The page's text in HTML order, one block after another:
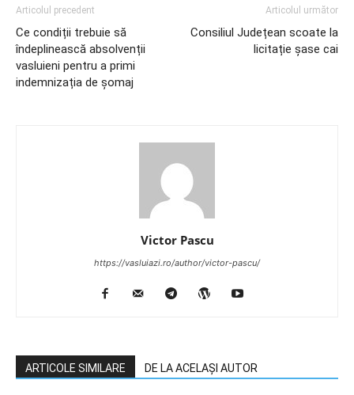
Articolul precedent
Ce condiții trebuie să
îndeplinească absolvenții
vasluieni pentru a primi
indemnizația de șomaj
Articolul următor
Consiliul Județean scoate la
licitație șase cai
Victor Pascu
https://vasluiazi.ro/author/victor-pascu/
ARTICOLE SIMILARE DE LA ACELAȘI AUTOR